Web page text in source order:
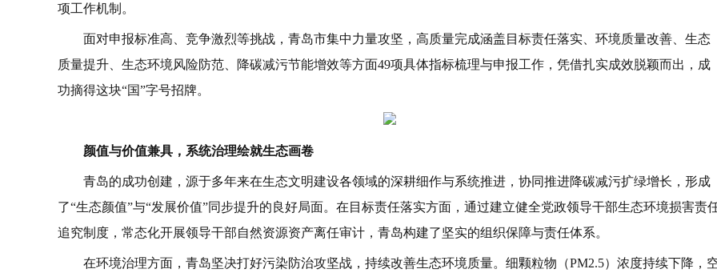
项工作机制。
面对申报标准高、竞争激烈等挑战，青岛市集中力量攻坚，高质量完成涵盖目标责任落实、环境质量改善、生态
质量提升、生态环境风险防范、降碳减污节能增效等方面49项具体指标梳理与申报工作，凭借扎实成效脱颖而出，成
功摘得这块“国”字号招牌。
颜值与价值兼具，系统治理绘就生态画卷
青岛的成功创建，源于多年来在生态文明建设各领域的深耕细作与系统推进，协同推进降碳减污扩绿增长，形成
了“生态颜值”与“发展价值”同步提升的良好局面。在目标责任落实方面，通过建立健全党政领导干部生态环境损害责
追究制度，常态化开展领导干部自然资源资产离任审计，青岛构建了坚实的组织保障与责任体系。
在环境治理方面，青岛坚决打好污染防治攻坚战，持续改善生态环境质量。细颗粒物（PM2.5）浓度持续下降，